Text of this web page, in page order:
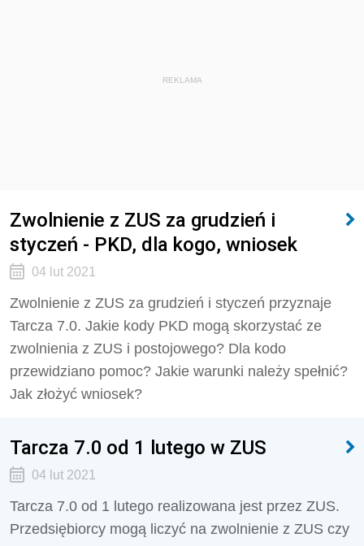
REKLAMA
Zwolnienie z ZUS za grudzień i
styczeń - PKD, dla kogo, wniosek
04 lut 2021
Zwolnienie z ZUS za grudzień i styczeń przyznaje
Tarcza 7.0. Jakie kody PKD mogą skorzystać ze
zwolnienia z ZUS i postojowego? Dla kodo
przewidziano pomoc? Jakie warunki należy spełnić?
Jak złożyć wniosek?
Tarcza 7.0 od 1 lutego w ZUS
04 lut 2021
Tarcza 7.0 od 1 lutego realizowana jest przez ZUS.
Przedsiębiorcy mogą liczyć na zwolnienie z ZUS czy